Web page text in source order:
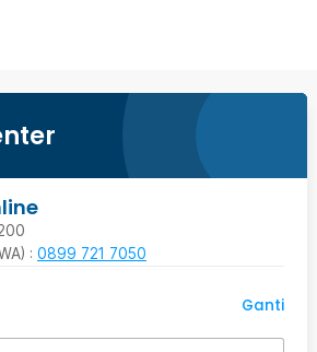
: 0899 721 7050
Ganti